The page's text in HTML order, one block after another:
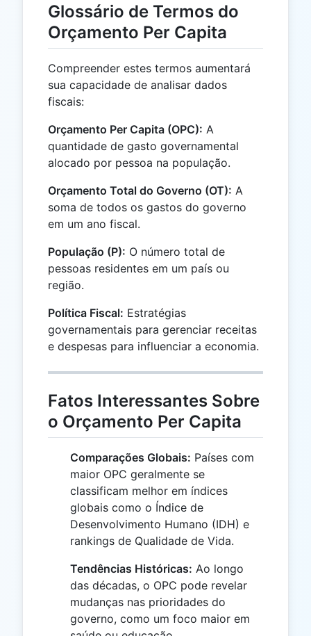
Glossário de Termos do
Orçamento Per Capita
Compreender estes termos aumentará
sua capacidade de analisar dados
fiscais:
Orçamento Per Capita (OPC): A
quantidade de gasto governamental
alocado por pessoa na população.
Orçamento Total do Governo (OT): A
soma de todos os gastos do governo
em um ano fiscal.
População (P): O número total de
pessoas residentes em um país ou
região.
Política Fiscal: Estratégias
governamentais para gerenciar receitas
e despesas para influenciar a economia.
Fatos Interessantes Sobre
o Orçamento Per Capita
Comparações Globais: Países com
maior OPC geralmente se
classificam melhor em índices
globais como o Índice de
Desenvolvimento Humano (IDH) e
rankings de Qualidade de Vida.
Tendências Históricas: Ao longo
das décadas, o OPC pode revelar
mudanças nas prioridades do
governo, como um foco maior em